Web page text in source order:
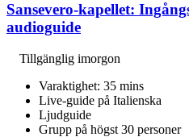
Sansevero-kapellet:
audioguide
Tillgänglig imorgon
Varaktighet: 35 mins
Live-guide på Italienska
Ljudguide
Grupp på högst 30 personer